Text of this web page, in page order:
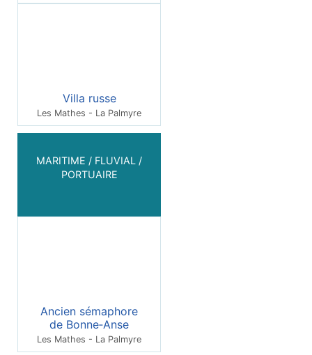
Villa russe
Les Mathes - La Palmyre
MARITIME / FLUVIAL /
PORTUAIRE
Ancien sémaphore
de Bonne‑Anse
Les Mathes - La Palmyre